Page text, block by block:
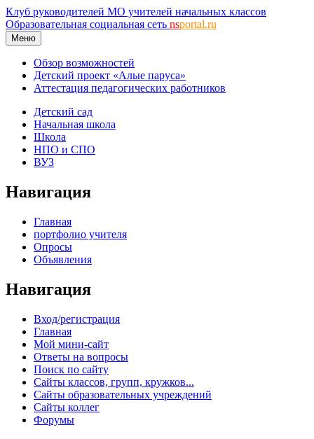
Клуб руководителей МО учителей начальных классов
Образовательная социальная сеть nsportal.ru
Меню
Обзор возможностей
Детский проект «Алые паруса»
Аттестация педагогических работников
Детский сад
Начальная школа
Школа
НПО и СПО
ВУЗ
Навигация
Главная
портфолио учителя
Опросы
Объявления
Навигация
Вход/регистрация
Главная
Мой мини-сайт
Ответы на вопросы
Поиск по сайту
Сайты классов, групп, кружков...
Сайты образовательных учреждений
Сайты коллег
Форумы